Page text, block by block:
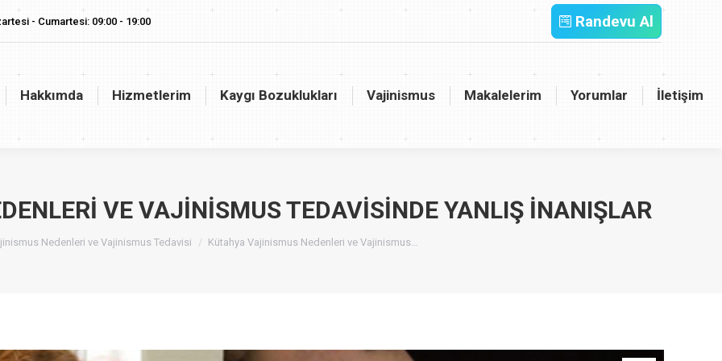
- Cumartesi: 09:00 - 19:00 Randevu Al
Hakkımda Hizmetlerim Kaygı Bozuklukları Vajinismus Makalelerim Yorumlar İletişim
VE VAJINISMUS TEDAVISINDE YANLIŞ İNANIŞLAR
Nedenleri ve Vajinismus Tedavisi Kütahya Vajinismus Nedenleri ve Vajinismus…
Yorumlar İletişim